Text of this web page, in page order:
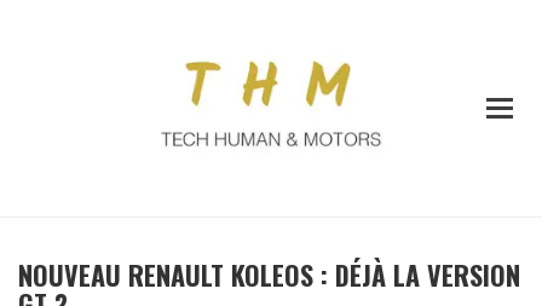
NOUVEAU RENAULT KOLEOS : DÉJÀ LA VERSION